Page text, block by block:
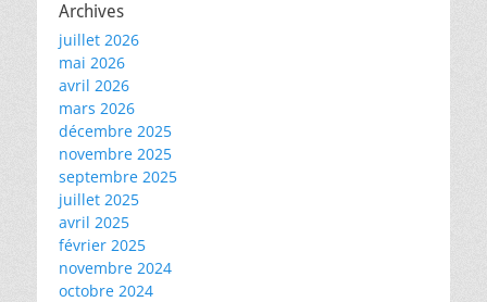
Archives
juillet 2026
mai 2026
avril 2026
mars 2026
décembre 2025
novembre 2025
septembre 2025
juillet 2025
avril 2025
février 2025
novembre 2024
octobre 2024